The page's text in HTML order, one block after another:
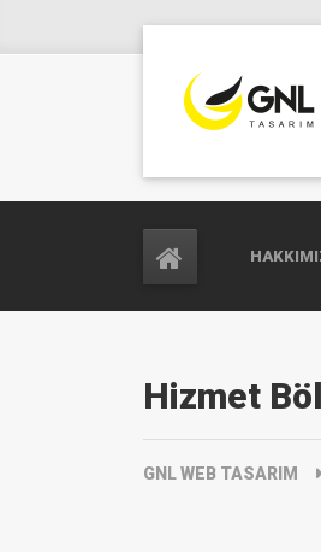
Hizmet
GNL WEB TASARIM